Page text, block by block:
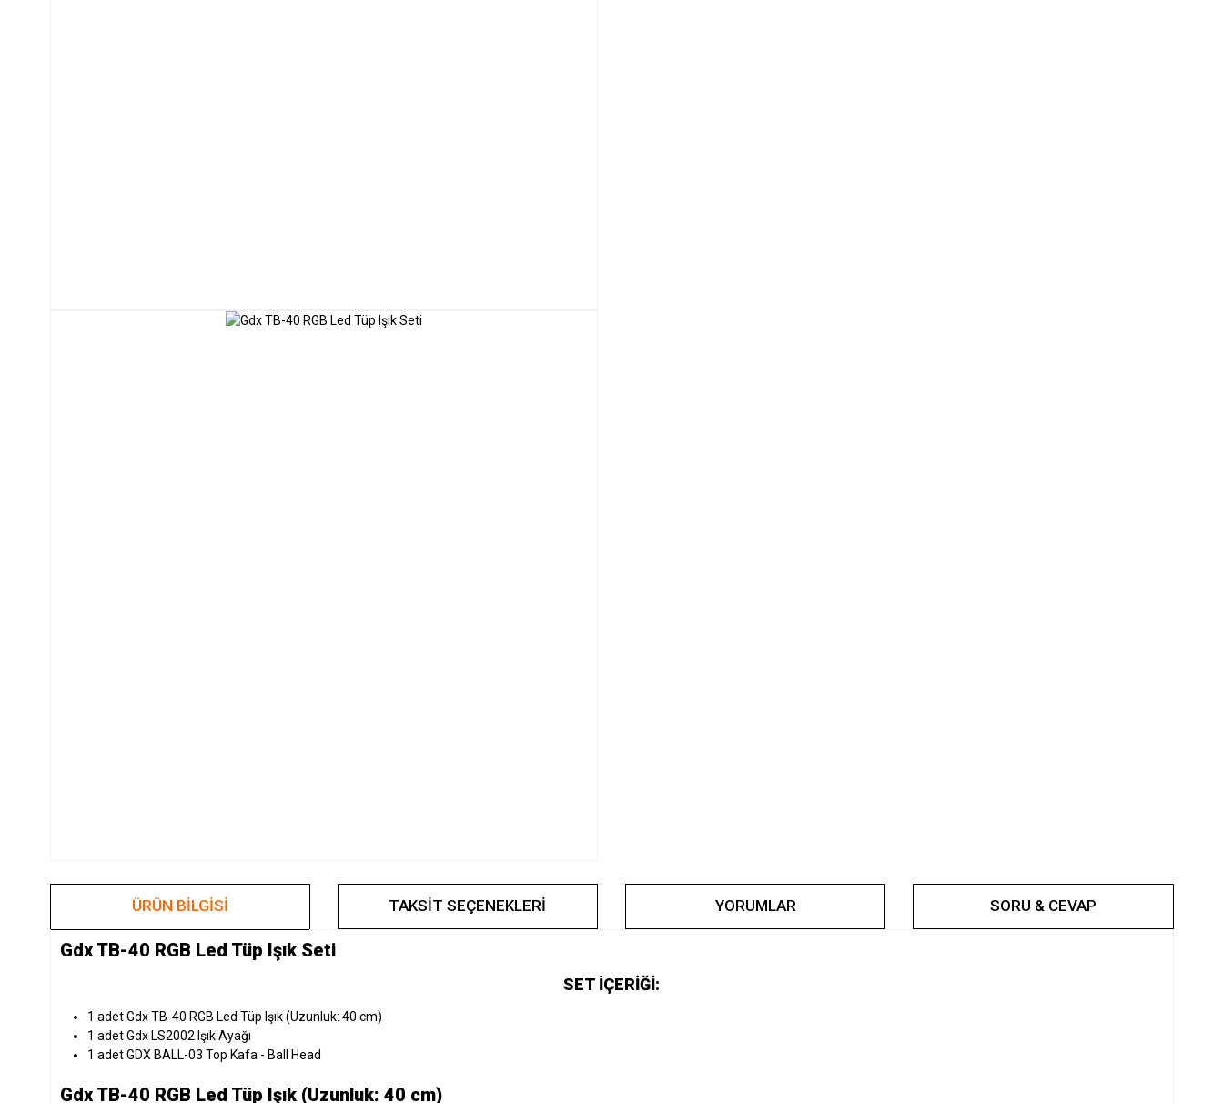
ÜRÜN BILGISI TAKSIT SEÇENEKLERI YORUMLAR SORU & CEVAP
Gdx TB-40 RGB Led Tüp Işık Seti
SET İÇERİĞİ:
1 adet Gdx TB-40 RGB Led Tüp Işık (Uzunluk: 40 cm)
1 adet Gdx LS2002 Işık Ayağı
1 adet GDX BALL-03 Top Kafa - Ball Head
Gdx TB-40 RGB Led Tüp Işık (Uzunluk: 40 cm)